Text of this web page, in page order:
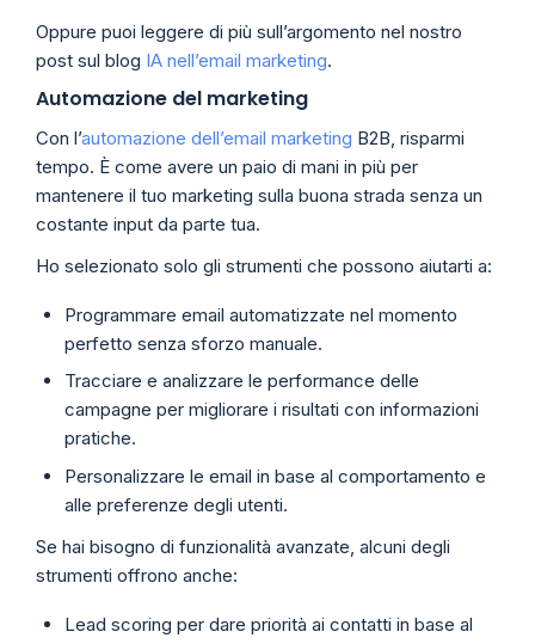
Oppure puoi leggere di più sull’argomento nel nostro
post sul blog IA nell’email marketing.
Automazione del marketing
Con l’automazione dell’email marketing B2B, risparmi
tempo. È come avere un paio di mani in più per
mantenere il tuo marketing sulla buona strada senza un
costante input da parte tua.
Ho selezionato solo gli strumenti che possono aiutarti a:
Programmare email automatizzate nel momento
perfetto senza sforzo manuale.
Tracciare e analizzare le performance delle
campagne per migliorare i risultati con informazioni
pratiche.
Personalizzare le email in base al comportamento e
alle preferenze degli utenti.
Se hai bisogno di funzionalità avanzate, alcuni degli
strumenti offrono anche:
Lead scoring per dare priorità ai contatti in base al